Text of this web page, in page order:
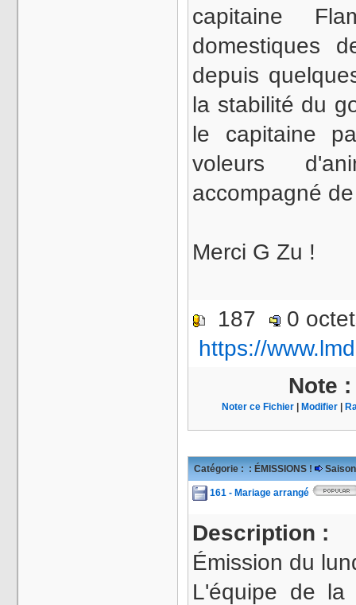
capitaine
domestiques
depuis
la stabilité du
le capitaine
voleurs
accompagné
Merci G Zu !
187
0
https://
Note
Noter ce Fichier Modifier
Catégorie : : ÉMISSIONS !
161 - Mariage arrangé
Description :
Émission du
L'équipe de la